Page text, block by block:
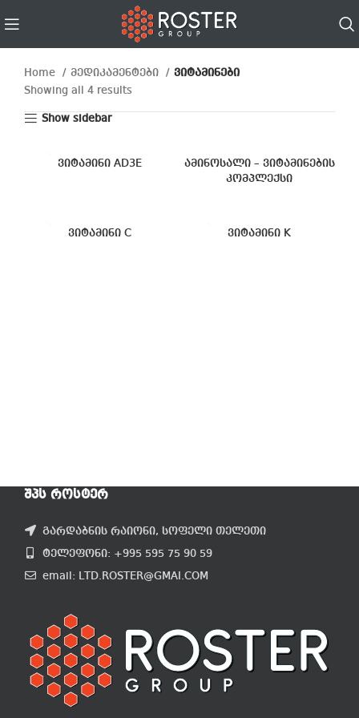
Home მედიკამენტები
ვიტამინები
Showing all 4 results
Show sidebar
ვიტამინი AD3E
ამინოსალი – ვიტამინების
კომპლექსი
ვიტამინი C ვიტამინი K
ᲨᲞᲡ ᲠᲝᲡᲢᲔᲠ
გარდაბნის რაიონი, სოფელი თელეთი
ტელეფონი: +995 595 75 90 59
email: LTD.ROSTER@GMAI.COM